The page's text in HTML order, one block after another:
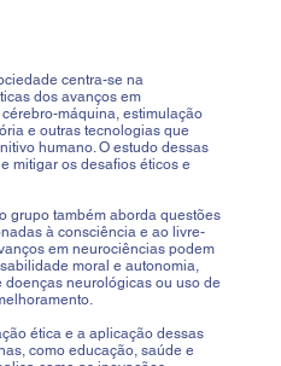
centra-se na
dos avanços em
máquina, estimulação
e outras tecnologias que
humano. O estudo dessas
mitigar os desafios éticos e
grupo também aborda questões
à consciência e ao livre-
em neurociências podem
moral e autonomia,
neurológicas ou uso de
ética e a aplicação dessas
como educação, saúde e